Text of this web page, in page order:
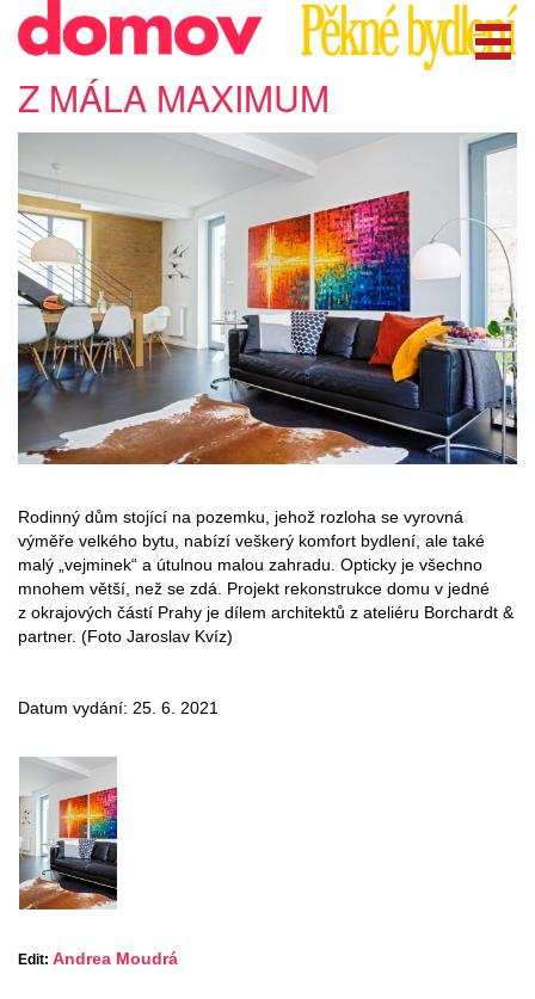
Z MÁLA MAXIMUM
Rodinný dům stojící na pozemku, jehož rozloha se vyrovná
výměře velkého bytu, nabízí veškerý komfort bydlení, ale také
malý „vejminek“ a útulnou malou zahradu. Opticky je všechno
mnohem větší, než se zdá. Projekt rekonstrukce domu v jedné
z okrajových částí Prahy je dílem architektů z ateliéru Borchardt &
partner. (Foto Jaroslav Kvíz)
Datum vydání: 25. 6. 2021
Edit: Andrea Moudrá